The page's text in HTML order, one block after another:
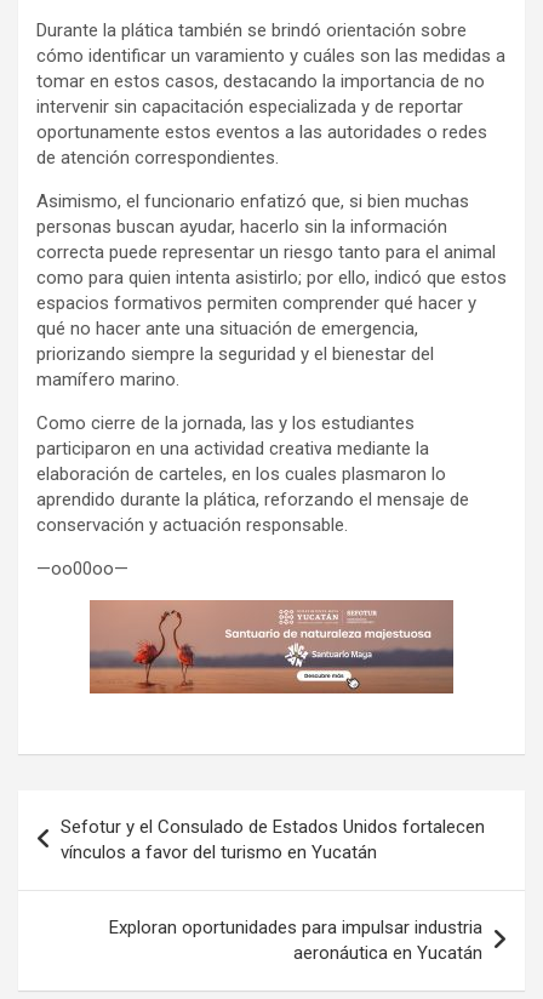
Durante la plática también se brindó orientación sobre
cómo identificar un varamiento y cuáles son las medidas a
tomar en estos casos, destacando la importancia de no
intervenir sin capacitación especializada y de reportar
oportunamente estos eventos a las autoridades o redes
de atención correspondientes.
Asimismo, el funcionario enfatizó que, si bien muchas
personas buscan ayudar, hacerlo sin la información
correcta puede representar un riesgo tanto para el animal
como para quien intenta asistirlo; por ello, indicó que estos
espacios formativos permiten comprender qué hacer y
qué no hacer ante una situación de emergencia,
priorizando siempre la seguridad y el bienestar del
mamífero marino.
Como cierre de la jornada, las y los estudiantes
participaron en una actividad creativa mediante la
elaboración de carteles, en los cuales plasmaron lo
aprendido durante la plática, reforzando el mensaje de
conservación y actuación responsable.
—oo00oo—
de
entradas
Sefotur y el Consulado de Estados Unidos fortalecen
vínculos a favor del turismo en Yucatán
Exploran oportunidades para impulsar industria
aeronáutica en Yucatán